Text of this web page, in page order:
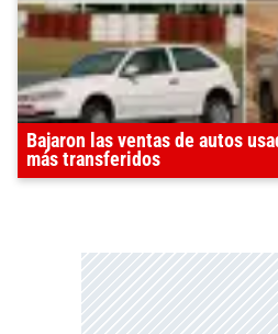
Bajaron las ventas de autos
más transferidos